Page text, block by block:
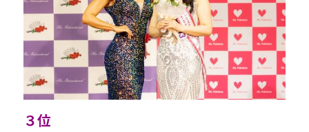
３位